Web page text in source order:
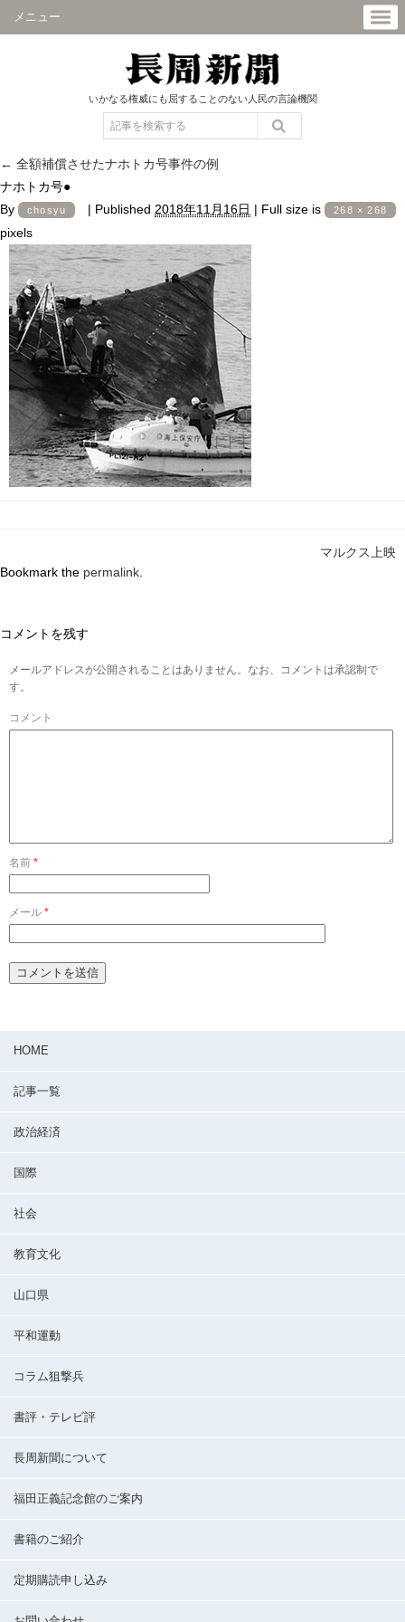
メニュー
いかなる権威にも屈することのない人民の言論機関
← 全額補償させたナホトカ号事件の例
ナホトカ号●
By
chosyu | Published 2018年11月16日 | Full size is 268 × 268
pixels
マルクス上映
Bookmark the permalink
コメントを残す
メールアドレスが公開されることはありません。なお、コメントは承認制で
す。
コメント
名前 *
メール *
HOME
記事一覧
政治経済
国際
社会
教育文化
山口県
平和運動
コラム狙撃兵
書評・テレビ評
長周新聞について
福田正義記念館のご案内
書籍のご紹介
定期購読申し込み